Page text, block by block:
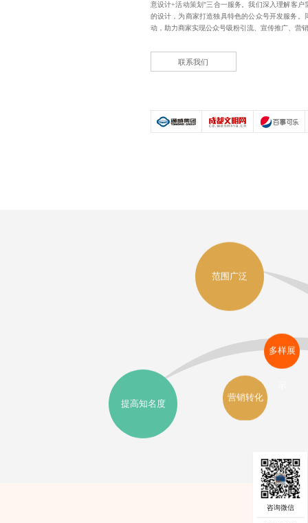
意设计+活动策划"三合一服务。我们深入理解客户
的设计，为商家打造独具特色的公众号开发服务。
动，助力商家实现公众号吸粉引流、宣传推广、营
联系我们
范围广泛
多样展
提高知名度
营销转化